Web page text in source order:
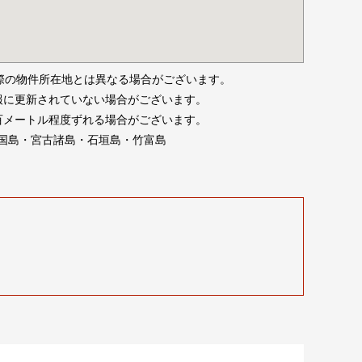
物件所在地とは異なる場合がございます。
更新されていない場合がございます。
ートル程度ずれる場合がございます。
島・宮古諸島・石垣島・竹富島